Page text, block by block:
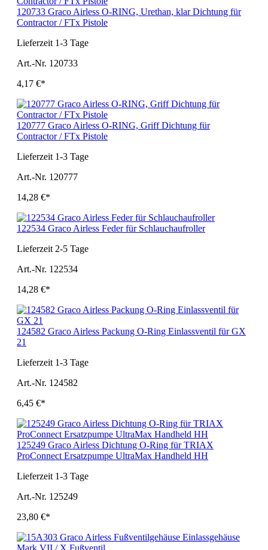
120733 Graco Airless O-RING, Urethan, klar Dichtung für
Contractor / FTx Pistole
Lieferzeit 1-3 Tage
Art.-Nr. 120733
4,17 €*
120777 Graco Airless O-RING, Griff Dichtung für
Contractor / FTx Pistole
Lieferzeit 1-3 Tage
Art.-Nr. 120777
14,28 €*
122534 Graco Airless Feder für Schlauchaufroller
Lieferzeit 2-5 Tage
Art.-Nr. 122534
14,28 €*
124582 Graco Airless Packung O-Ring Einlassventil für GX
21
Lieferzeit 1-3 Tage
Art.-Nr. 124582
6,45 €*
125249 Graco Airless Dichtung O-Ring für TRIAX
ProConnect Ersatzpumpe UltraMax Handheld HH
Lieferzeit 1-3 Tage
Art.-Nr. 125249
23,80 €*